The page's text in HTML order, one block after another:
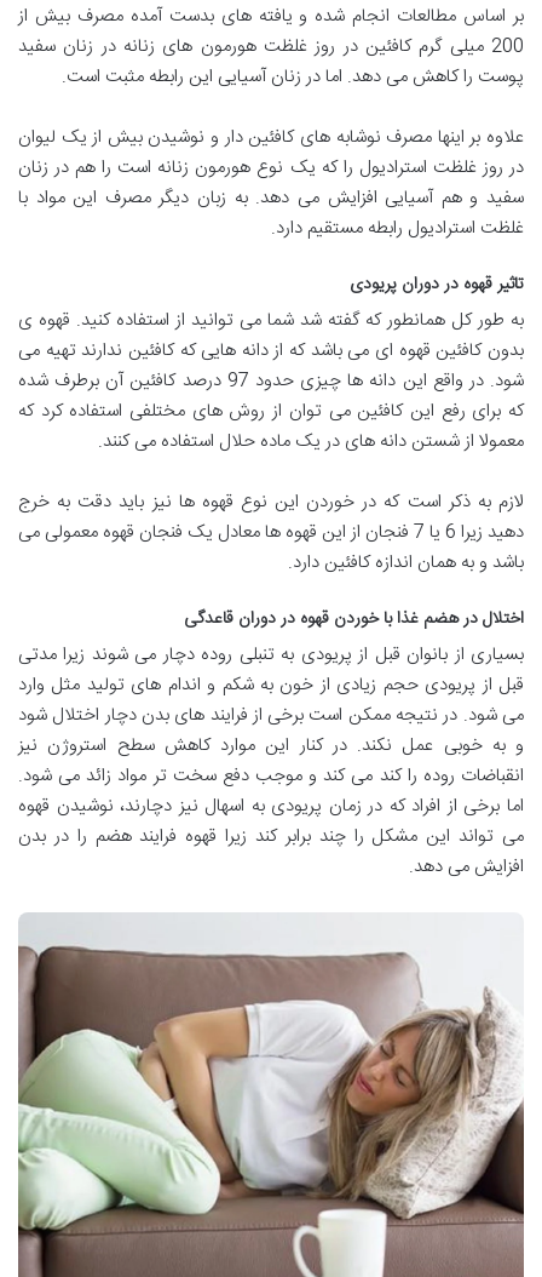
بر اساس مطالعات انجام شده و یافته های بدست آمده مصرف بیش از
200 میلی گرم کافئین در روز غلظت هورمون های زنانه در زنان سفید
پوست را کاهش می دهد. اما در زنان آسیایی این رابطه مثبت است.
علاوه بر اینها مصرف نوشابه های کافئین دار و نوشیدن بیش از یک لیوان
در روز غلظت استرادیول را که یک نوع هورمون زنانه است را هم در زنان
سفید و هم آسیایی افزایش می دهد. به زبان دیگر مصرف این مواد با
غلظت استرادیول رابطه مستقیم دارد.
تاثیر قهوه در دوران پریودی
به طور کل همانطور که گفته شد شما می توانید از استفاده کنید. قهوه ی
بدون کافئین قهوه ای می باشد که از دانه هایی که کافئین ندارند تهیه می
شود. در واقع این دانه ها چیزی حدود 97 درصد کافئین آن برطرف شده
که برای رفع این کافئین می توان از روش های مختلفی استفاده کرد که
معمولا از شستن دانه های در یک ماده حلال استفاده می کنند.
لازم به ذکر است که در خوردن این نوع قهوه ها نیز باید دقت به خرج
دهید زیرا 6 یا 7 فنجان از این قهوه ها معادل یک فنجان قهوه معمولی می
باشد و به همان اندازه کافئین دارد.
اختلال در هضم غذا با خوردن قهوه در دوران قاعدگی
بسیاری از بانوان قبل از پریودی به تنبلی روده دچار می شوند زیرا مدتی
قبل از پریودی حجم زیادی از خون به شکم و اندام های تولید مثل وارد
می شود. در نتیجه ممکن است برخی از فرایند های بدن دچار اختلال شود
و به خوبی عمل نکند. در کنار این موارد کاهش سطح استروژن نیز
انقباضات روده را کند می کند و موجب دفع سخت تر مواد زائد می شود.
اما برخی از افراد که در زمان پریودی به اسهال نیز دچارند، نوشیدن قهوه
می تواند این مشکل را چند برابر کند زیرا قهوه فرایند هضم را در بدن
افزایش می دهد.